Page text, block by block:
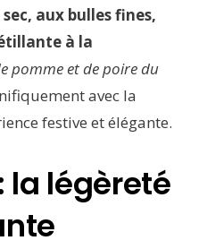
aux bulles fines,
à la
pomme et de poire du
avec la
festive et élégante.
la légèreté